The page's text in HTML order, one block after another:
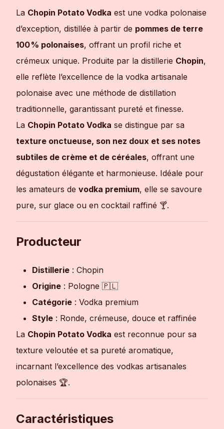
La Chopin Potato Vodka est une vodka polonaise
d’exception, distillée à partir de pommes de terre
100 % polonaises, offrant un profil riche et
crémeux unique. Produite par la distillerie Chopin,
elle reflète l’excellence de la vodka artisanale
polonaise avec une méthode de distillation
traditionnelle, garantissant pureté et finesse.
La Chopin Potato Vodka se distingue par sa
texture onctueuse, son nez doux et ses notes
subtiles de crème et de céréales, offrant une
dégustation élégante et harmonieuse. Idéale pour
les amateurs de vodka premium, elle se savoure
pure, sur glace ou en cocktail raffiné 🍸.
Producteur
Distillerie : Chopin
Origine : Pologne 🇵🇱
Catégorie : Vodka premium
Style : Ronde, crémeuse, douce et raffinée
La Chopin Potato Vodka est reconnue pour sa
texture veloutée et sa pureté aromatique,
incarnant l’excellence des vodkas artisanales
polonaises 🏆.
Caractéristiques